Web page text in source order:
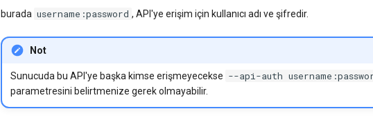
burada username:password , API'ye erişim için kullanıcı adı ve şifredir.
Not
Sunucuda bu API'ye başka kimse erişmeyecekse --api-auth
parametresini belirtmenize gerek olmayabilir.